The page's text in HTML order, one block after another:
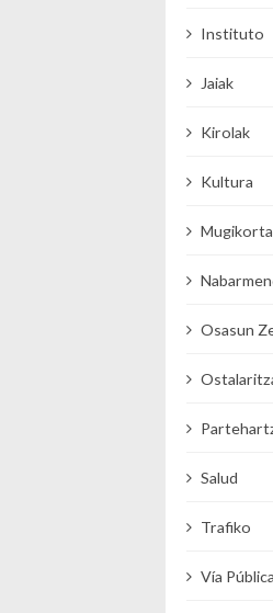
Instituto
Jaiak
Kirolak
Kultura
Osasun
Salud
Trafiko
Vía Pública